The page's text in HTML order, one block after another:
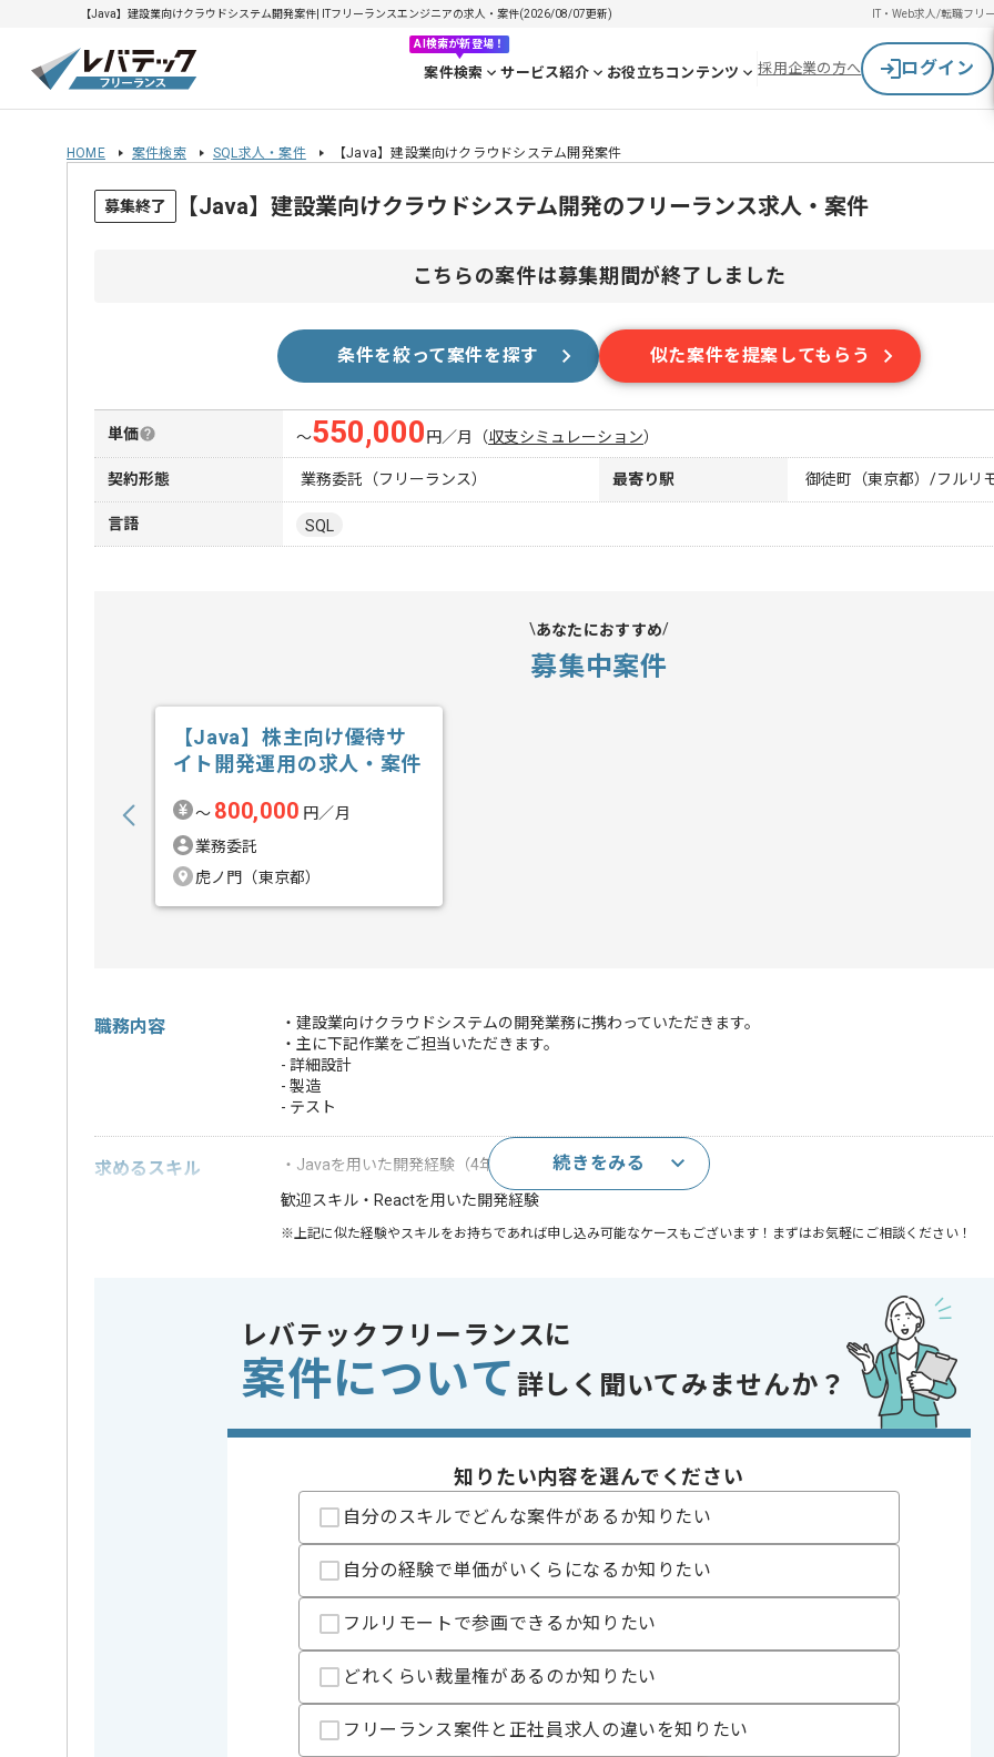
【Java】建設業向けクラウドシステム開発案件| ITフリーランスエンジニアの求人・案件(2026/08/07更新) IT・Web求人/転職フリ
AI検索が新登場！
案件検索 サービス紹介 お役立ちコンテンツ 採用企業の方へ ログイン
HOME 案件検索 SQL求人・案件 【Java】建設業向けクラウドシステム開発案件
募集終了 【Java】建設業向けクラウドシステム開発のフリーランス求人・案件
こちらの案件は募集期間が終了しました
条件を絞って案件を探す 似た案件を提案してもらう
単価 〜550,000 円／月 （収支シミュレーション）
契約形態 業務委託（フリーランス） 最寄り駅 御徒町（東京都）/フルリ
言語 SQL
あなたにおすすめ
募集中案件
【Java】株主向け優待サ
イト開発運用の求人・案件
〜 800,000 円／月
業務委託
虎ノ門（東京都）
職務内容
・建設業向けクラウドシステムの開発業務に携わっていただきます。
・主に下記作業をご担当いただきます。
- 詳細設計
- 製造
- テスト
求めるスキル
・Javaを用いた開発経験（4年以上）
歓迎スキル ・Reactを用いた開発経験
※上記に似た経験やスキルをお持ちであれば申し込み可能なケースもございます！まずはお気軽にご相談ください！
DB
精算条件
有
支払いサイト
15日
本企業様は東海エリアを中心に多数の案件を保有しており、別案件へのスライドを通じた長期的なご参画等も可能でございます
リモートワーク：初日はPC貸与や設定等で現地での作業が発生しますが、その後フルリモートを想定しております。
続きをみる
レバテックフリーランスに
案件について 詳しく聞いてみませんか？
知りたい内容を選んでください
自分のスキルでどんな案件があるか知りたい
自分の経験で単価がいくらになるか知りたい
フルリモートで参画できるか知りたい
どれくらい裁量権があるのか知りたい
フリーランス案件と正社員求人の違いを知りたい